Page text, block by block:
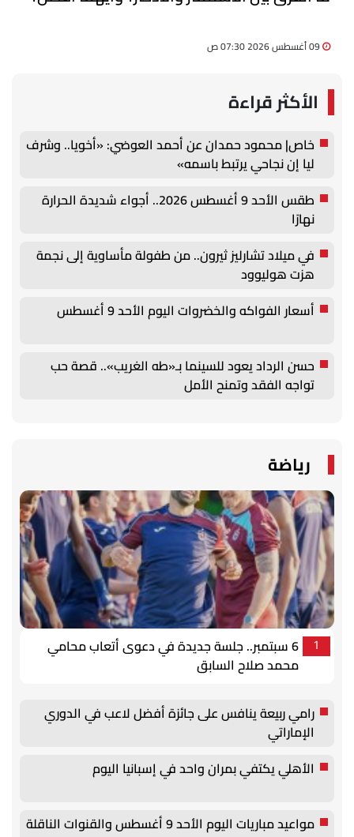
الأكثر قراءة
خاص| محمود حمدان عن أحمد العوضي: «أخويا.. وشرف
ليا إن نجاحي يرتبط باسمه»
طقس الأحد 9 أغسطس 2026.. أجواء شديدة الحرارة
نهارًا
في ميلاد تشارليز ثيرون.. من طفولة مأساوية إلى نجمة
هزت هوليوود
أسعار الفواكه والخضروات اليوم الأحد 9 أغسطس
حسن الرداد يعود للسينما بـ«طه الغريب».. قصة حب
تواجه الفقد وتمنح الأمل
رياضة
1
6 سبتمبر.. جلسة جديدة في دعوى أتعاب محامي
محمد صلاح السابق
رامي ربيعة ينافس على جائزة أفضل لاعب في الدوري
الإماراتي
الأهلي يكتفي بمران واحد في إسبانيا اليوم
مواعيد مباريات اليوم الأحد 9 أغسطس والقنوات الناقلة